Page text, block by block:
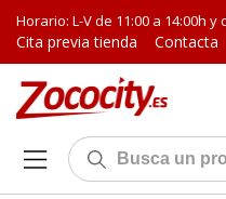
Horario: L-V de 11:00 a 14:00h y
Cita previa tienda Contacta